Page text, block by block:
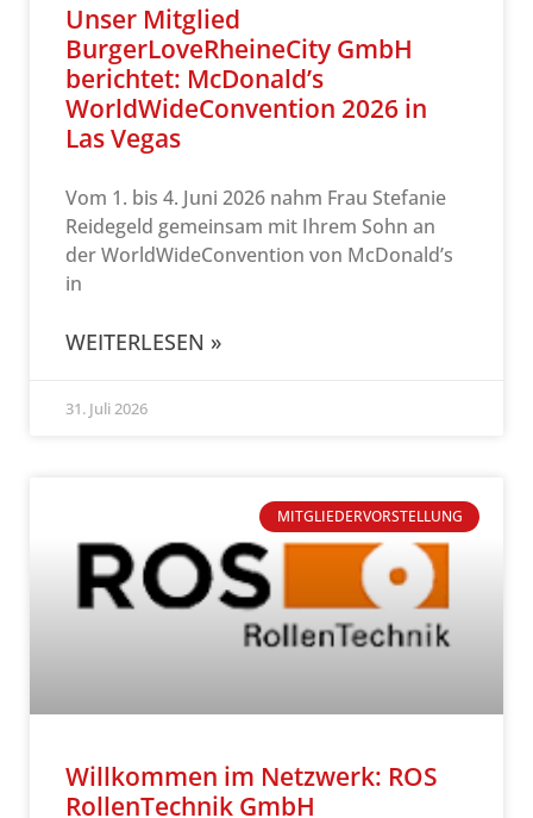
Unser Mitglied
BurgerLoveRheineCity GmbH
berichtet: McDonald’s
WorldWideConvention 2026 in
Las Vegas
Vom 1. bis 4. Juni 2026 nahm Frau Stefanie
Reidegeld gemeinsam mit Ihrem Sohn an
der WorldWideConvention von McDonald’s
in
WEITERLESEN »
31. Juli 2026
MITGLIEDERVORSTELLUNG
Willkommen im Netzwerk: ROS
RollenTechnik GmbH